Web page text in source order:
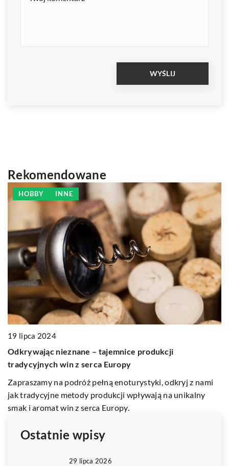
Rekomendowane
HOBBY INNE
19 lipca 2024
Odkrywając nieznane – tajemnice produkcji
tradycyjnych win z serca Europy
Zapraszamy na podróż pełną enoturystyki, odkryj z nami
jak tradycyjne metody produkcji wpływają na unikalny
smak i aromat win z serca Europy.
Ostatnie wpisy
29 lipca 2026